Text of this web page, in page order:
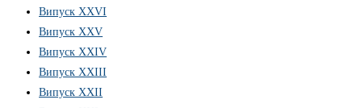
Випуск ХХVІ
Випуск XXV
Випуск XXIV
Випуск XXIII
Випуск XXII